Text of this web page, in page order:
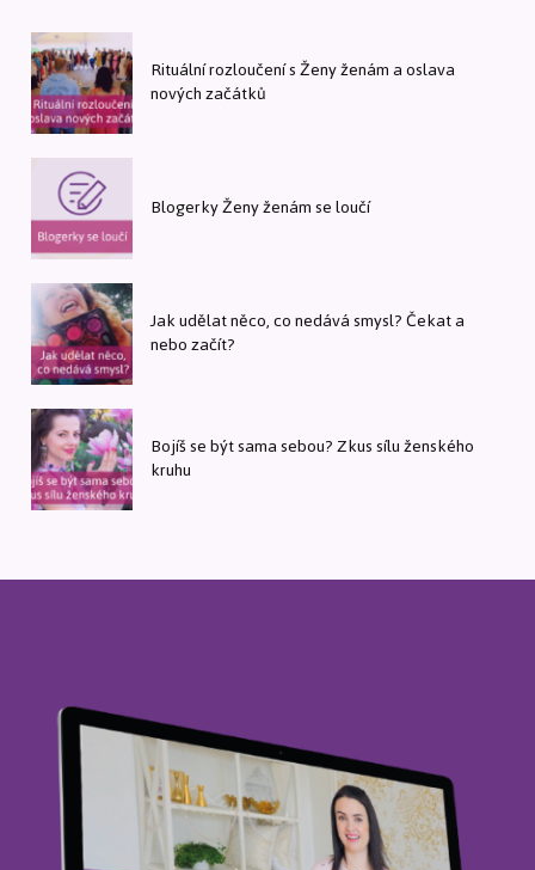
Rituální rozloučení s Ženy ženám a oslava
nových začátků
Blogerky Ženy ženám se loučí
Jak udělat něco, co nedává smysl? Čekat a
nebo začít?
Bojíš se být sama sebou? Zkus sílu ženského
kruhu